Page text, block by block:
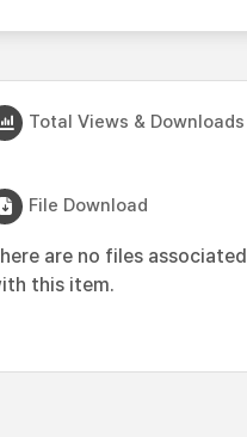
Total Views & Downloads
File Download
are no files associated
this item.